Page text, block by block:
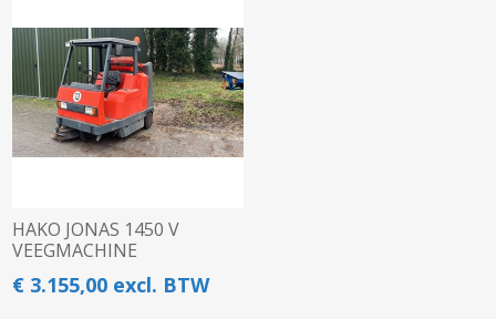
HAKO JONAS 1450 V
VEEGMACHINE
€ 3.155,00 excl. BTW